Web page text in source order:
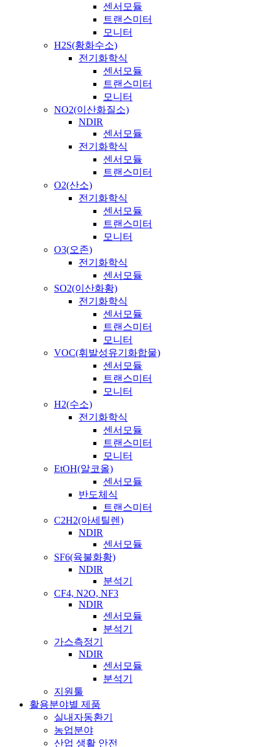
센서모듈
트랜스미터
모니터
H2S(황화수소)
전기화학식
센서모듈
트랜스미터
모니터
NO2(이산화질소)
NDIR
센서모듈
전기화학식
센서모듈
트랜스미터
O2(산소)
전기화학식
센서모듈
트랜스미터
모니터
O3(오존)
전기화학식
센서모듈
SO2(이산화황)
전기화학식
센서모듈
트랜스미터
모니터
VOC(휘발성유기화합물)
센서모듈
트랜스미터
모니터
H2(수소)
전기화학식
센서모듈
트랜스미터
모니터
EtOH(알코올)
센서모듈
반도체식
트랜스미터
C2H2(아세틸렌)
NDIR
센서모듈
SF6(육불화황)
NDIR
분석기
CF4, N2O, NF3
NDIR
센서모듈
분석기
가스측정기
NDIR
센서모듈
분석기
지원툴
활용분야별 제품
실내자동환기
농업분야
산업 생활 안전